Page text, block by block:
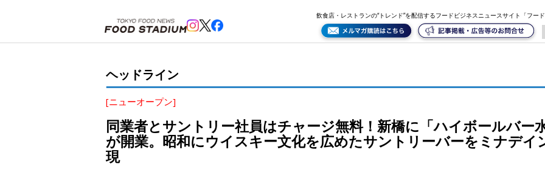
飲食店・レストランの“トレンド”を配信するフードビジネスニュースサイト「フー
ヘッドライン
[ニューオープン]
同業者とサントリー社員はチャージ無料！新橋に「ハイボールバー
が開業。昭和にウイスキー文化を広めたサントリーバーをミナデイ
現